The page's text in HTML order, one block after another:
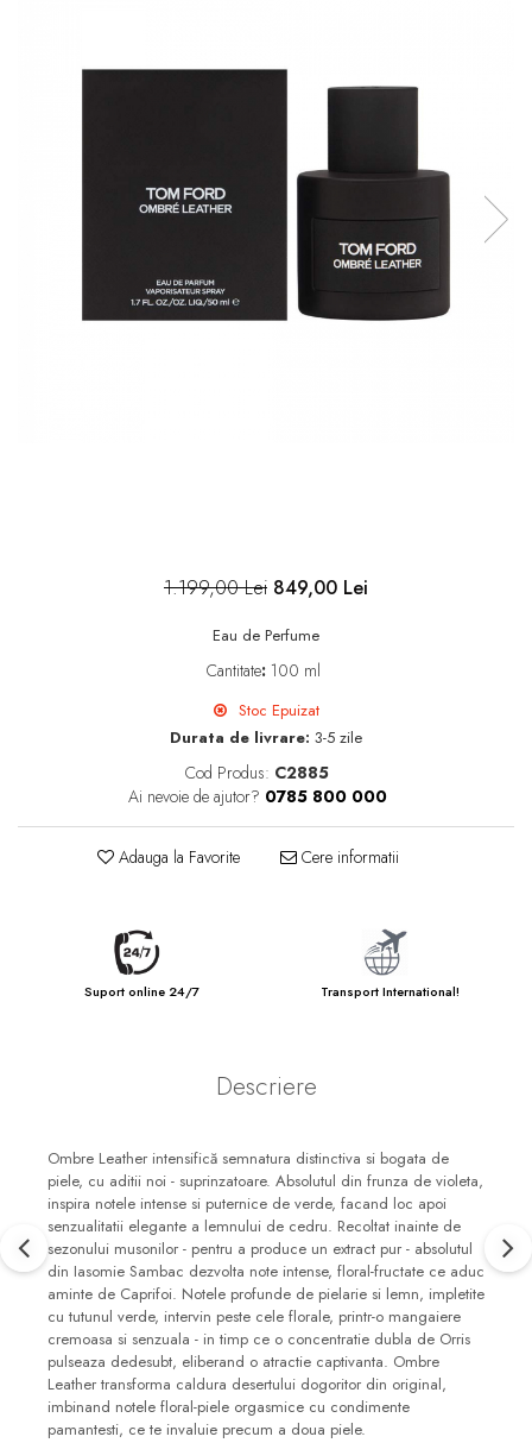
1.199,00 Lei 849,00 Lei
Eau de Perfume
Cantitate: 100 ml
Stoc Epuizat
Durata de livrare: 3-5 zile
Cod Produs: C2885
Ai nevoie de ajutor? 0785 800 000
Adauga la Favorite Cere informatii
Suport online 24/7 Transport International!
Descriere
Ombre Leather intensifică semnatura distinctiva si bogata de
piele, cu aditii noi - suprinzatoare. Absolutul din frunza de violeta,
inspira notele intense si puternice de verde, facand loc apoi
senzualitatii elegante a lemnului de cedru. Recoltat inainte de
sezonului musonilor - pentru a produce un extract pur - absolutul
din Iasomie Sambac dezvolta note intense, floral-fructate ce aduc
aminte de Caprifoi. Notele profunde de pielarie si lemn, impletite
cu tutunul verde, intervin peste cele florale, printr-o mangaiere
cremoasa si senzuala - in timp ce o concentratie dubla de Orris
pulseaza dedesubt, eliberand o atractie captivanta. Ombre
Leather transforma caldura desertului dogoritor din original,
imbinand notele floral-piele orgasmice cu condimente
pamantesti, ce te invaluie precum a doua piele.